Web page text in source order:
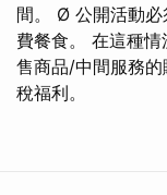
間。 Ø 公開活動必
費餐食。 在這種
售商品/中間服務
稅福利。